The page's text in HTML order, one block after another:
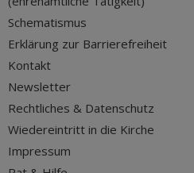
Schematismus
Erklärung zur Barrierefreiheit
Kontakt
Newsletter
Rechtliches & Datenschutz
Wiedereintritt in die Kirche
Impressum